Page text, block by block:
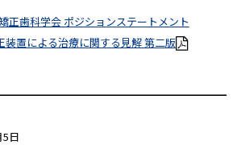
正歯科学会 ポジションステートメント
装置による治療に関する見解 第二版
日